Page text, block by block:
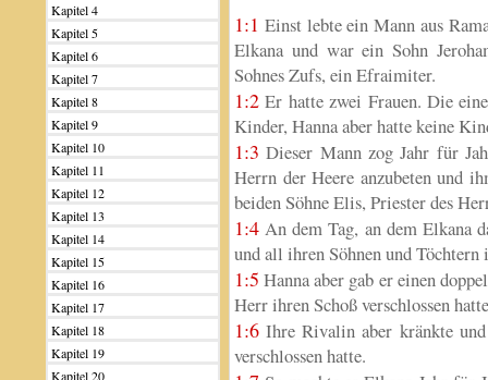
Kapitel 4
Kapitel 5
Kapitel 6
Kapitel 7
Kapitel 8
Kapitel 9
Kapitel 10
Kapitel 11
Kapitel 12
Kapitel 13
Kapitel 14
Kapitel 15
Kapitel 16
Kapitel 17
Kapitel 18
Kapitel 19
Kapitel 20
1:1 Einst lebte ein Mann aus
Elkana und war ein Sohn
Sohnes Zufs, ein Efraimiter.
1:2 Er hatte zwei Frauen. Die
Kinder, Hanna aber hatte keine
1:3 Dieser Mann zog Jahr für
Herrn der Heere anzubeten und
beiden Söhne Elis, Priester des
1:4 An dem Tag, an dem Elkana
und all ihren Söhnen und
1:5 Hanna aber gab er einen
Herr ihren Schoß verschlossen
1:6 Ihre Rivalin aber kränkte
verschlossen hatte.